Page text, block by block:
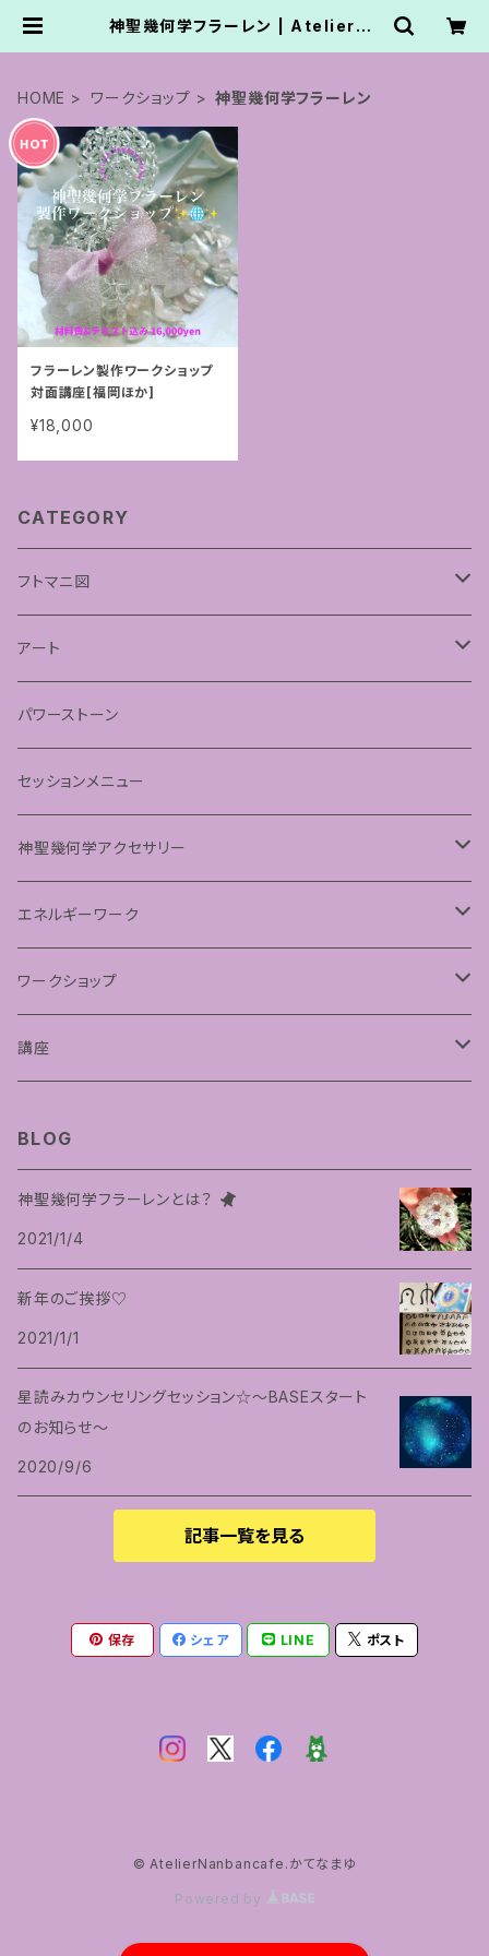
神聖幾何学フラーレン | AtelierNa
HOME ワークショップ 神聖幾何学フラーレン
フラーレン製作ワークショップ
対面講座[福岡ほか]
¥18,000
CATEGORY
フトマニ図
あわうた
アート
神聖幾何学フラワーオブライフ
神聖幾何学シードオブライフ
パステルマンダラアート
パワーストーン
セッションメニュー
神聖幾何学アクセサリー
ペンダント
エネルギーワーク
フラーレンプロテクション
ワークショップ
神聖幾何学フラーレン
講座
BLOG
神聖幾何学フラーレンとは？
2021/1/4
新年のご挨拶♡
2021/1/1
星読みカウンセリングセッション☆〜BASEスタート
のお知らせ〜
2020/9/6
記事一覧を見る
保存 シェア LINE ポスト
© AtelierNanbancafe.かてなまゆ
Powered by